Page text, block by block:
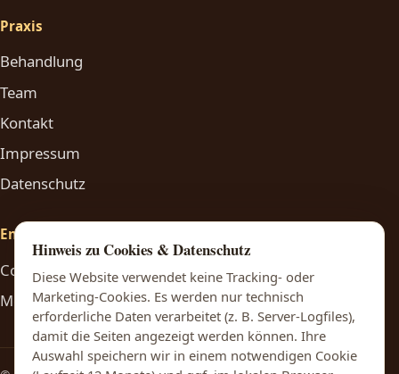
Praxis
Behandlung
Team
Kontakt
Impressum
Datenschutz
Engagement
Constantin Hering Stiftung
Medsyne
Hinweis zu Cookies & Datenschutz
Diese Website verwendet keine Tracking- oder
Marketing-Cookies. Es werden nur technisch
erforderliche Daten verarbeitet (z. B. Server-Logfiles),
damit die Seiten angezeigt werden können. Ihre
Auswahl speichern wir in einem notwendigen Cookie